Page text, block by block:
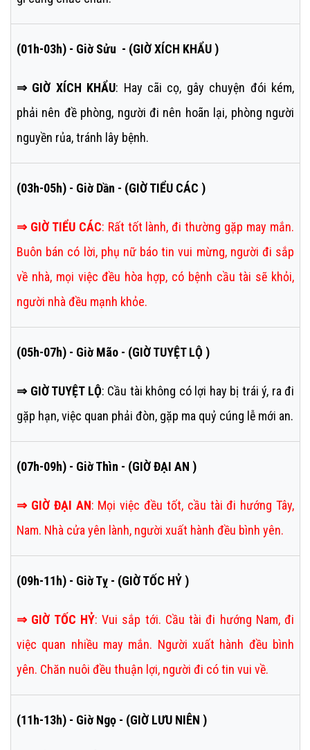
(01h-03h) - Giờ Sửu - (GIỜ XÍCH KHẨU )
⇒ GIỜ XÍCH KHẨU: Hay cãi cọ, gây chuyện đói kém,
phải nên đề phòng, người đi nên hoãn lại, phòng người
nguyền rủa, tránh lây bệnh.
(03h-05h) - Giờ Dần - (GIỜ TIỂU CÁC )
⇒ GIỜ TIỂU CÁC: Rất tốt lành, đi thường gặp may mắn.
Buôn bán có lời, phụ nữ báo tin vui mừng, người đi sắp
về nhà, mọi việc đều hòa hợp, có bệnh cầu tài sẽ khỏi,
người nhà đều mạnh khỏe.
(05h-07h) - Giờ Mão - (GIỜ TUYỆT LỘ )
⇒ GIỜ TUYỆT LỘ: Cầu tài không có lợi hay bị trái ý, ra đi
gặp hạn, việc quan phải đòn, gặp ma quỷ cúng lễ mới an.
(07h-09h) - Giờ Thìn - (GIỜ ĐẠI AN )
⇒ GIỜ ĐẠI AN: Mọi việc đều tốt, cầu tài đi hướng Tây,
Nam. Nhà cửa yên lành, người xuất hành đều bình yên.
(09h-11h) - Giờ Tỵ - (GIỜ TỐC HỶ )
⇒ GIỜ TỐC HỶ: Vui sắp tới. Cầu tài đi hướng Nam, đi
việc quan nhiều may mắn. Người xuất hành đều bình
yên. Chăn nuôi đều thuận lợi, người đi có tin vui về.
(11h-13h) - Giờ Ngọ - (GIỜ LƯU NIÊN )